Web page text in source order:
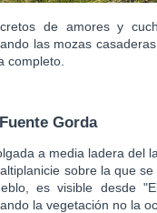
de amores y
las mozas
completo.
Fuente Gorda
a media ladera del
sobre la que se
es visible desde
la vegetación no la